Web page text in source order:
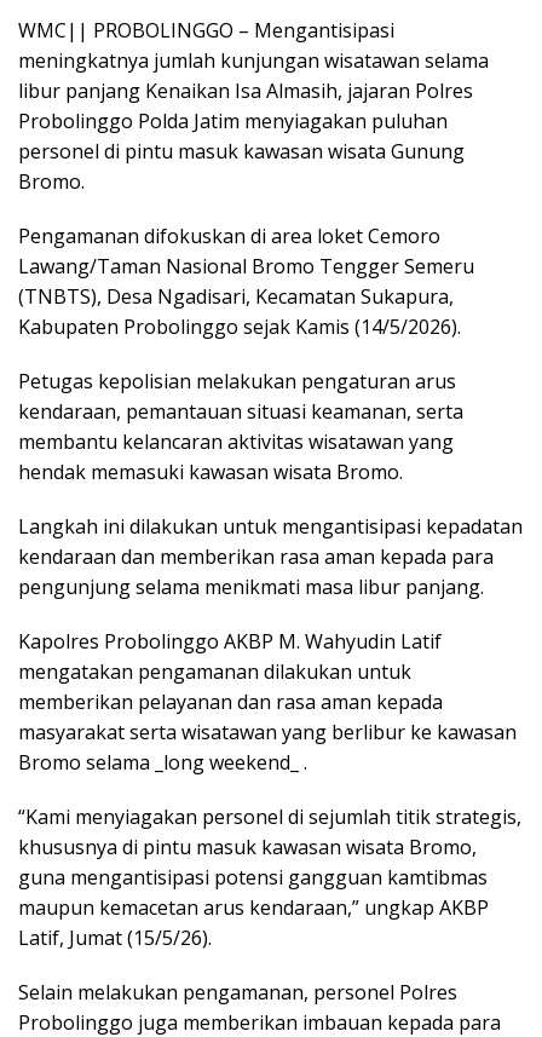
WMC|| PROBOLINGGO – Mengantisipasi
meningkatnya jumlah kunjungan wisatawan selama
libur panjang Kenaikan Isa Almasih, jajaran Polres
Probolinggo Polda Jatim menyiagakan puluhan
personel di pintu masuk kawasan wisata Gunung
Bromo.
Pengamanan difokuskan di area loket Cemoro
Lawang/Taman Nasional Bromo Tengger Semeru
(TNBTS), Desa Ngadisari, Kecamatan Sukapura,
Kabupaten Probolinggo sejak Kamis (14/5/2026).
Petugas kepolisian melakukan pengaturan arus
kendaraan, pemantauan situasi keamanan, serta
membantu kelancaran aktivitas wisatawan yang
hendak memasuki kawasan wisata Bromo.
Langkah ini dilakukan untuk mengantisipasi kepadatan
kendaraan dan memberikan rasa aman kepada para
pengunjung selama menikmati masa libur panjang.
Kapolres Probolinggo AKBP M. Wahyudin Latif
mengatakan pengamanan dilakukan untuk
memberikan pelayanan dan rasa aman kepada
masyarakat serta wisatawan yang berlibur ke kawasan
Bromo selama _long weekend_ .
“Kami menyiagakan personel di sejumlah titik strategis,
khususnya di pintu masuk kawasan wisata Bromo,
guna mengantisipasi potensi gangguan kamtibmas
maupun kemacetan arus kendaraan,” ungkap AKBP
Latif, Jumat (15/5/26).
Selain melakukan pengamanan, personel Polres
Probolinggo juga memberikan imbauan kepada para